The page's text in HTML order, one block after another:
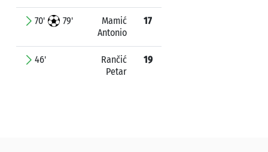
70' 79'
Mamić
Antonio
17
46'
Rančić
Petar
19